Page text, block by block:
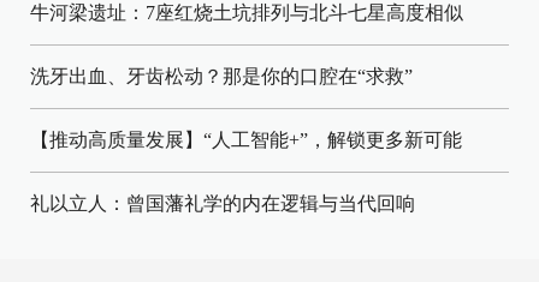
牛河梁遗址：7座红烧土坑排列与北斗七星高度相似
洗牙出血、牙齿松动？那是你的口腔在“求救”
【推动高质量发展】“人工智能+”，解锁更多新可能
礼以立人：曾国藩礼学的内在逻辑与当代回响